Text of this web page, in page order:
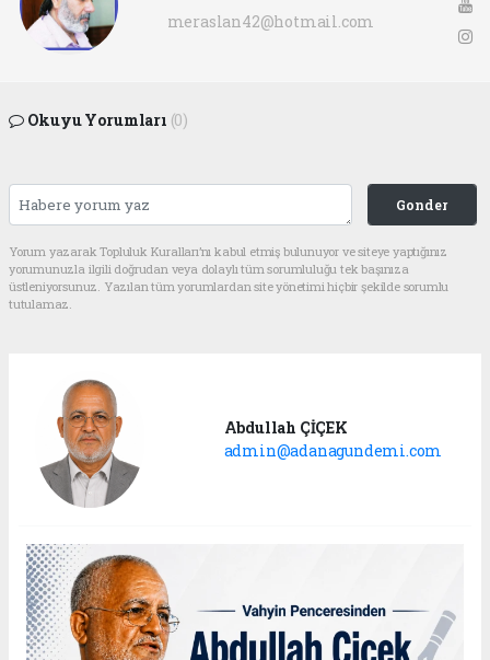
meraslan42@hotmail.com
Okuyu Yorumları (0)
Gonder
Yorum yazarak Topluluk Kuralları’nı kabul etmiş bulunuyor ve siteye yaptığınız
yorumunuzla ilgili doğrudan veya dolaylı tüm sorumluluğu tek başınıza
üstleniyorsunuz. Yazılan tüm yorumlardan site yönetimi hiçbir şekilde sorumlu
tutulamaz.
Abdullah ÇİÇEK
admin@adanagundemi.com